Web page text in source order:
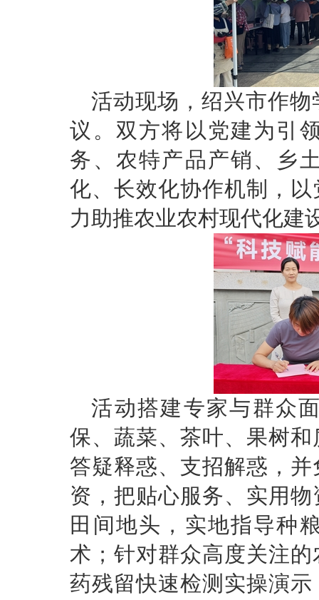
活动现场，绍兴市作
议。双方将以党建为引
务、农特产品产销、乡
化、长效化协作机制，
力助推农业农村现代化建
活动搭建专家与群众
保、蔬菜、茶叶、果树
答疑释惑、支招解惑，
资，把贴心服务、实用
田间地头，实地指导种
术；针对群众高度关注
药残留快速检测实操演